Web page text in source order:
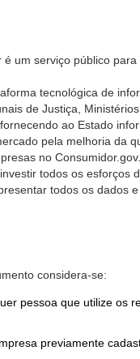
é um serviço público
tecnológica de
de Justiça,
ao Estado
pela melhoria da
no
todos os esforços
todos os dados
considera-se:
pessoa que utilize os
previamente